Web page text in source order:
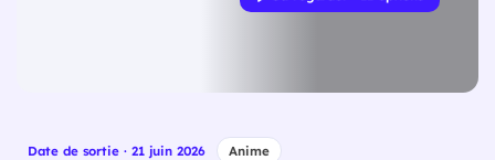
Date de sortie · 21 juin 2026 Anime